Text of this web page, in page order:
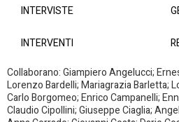
INTERVISTE
INTERVENTI
Collaborano: Giampiero Angelucci;
Lorenzo Bardelli; Mariagrazia Barletta;
Carlo Borgomeo; Enrico Campanelli;
Claudio Cipollini; Giuseppe Ciaglia;